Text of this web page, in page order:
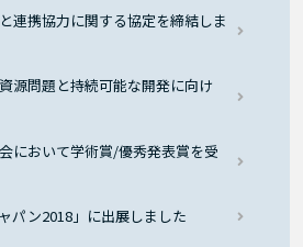
連携協力に関する協定を締結しま
源問題と持続可能な開発に向け
において学術賞/優秀発表賞を受
パン2018」に出展しました